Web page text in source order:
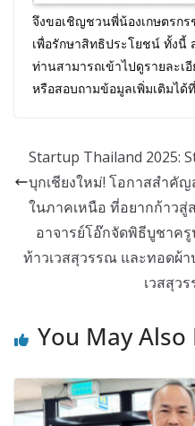
จึงขอเชิญชวนพี่น้องเกษตรก
เพื่อรักษาสิทธิประโยชน์ ทั้งนี้
ท่านสามารถเข้าไปดูรายละเ
หรือสอบถามข้อมูลเพิ่มเติมได้ที่
Startup Thailand 2025:
บุกเชียงใหม่! โอกาสสำคั
ในภาคเหนือ ที่อยากก้าวสู่
อาจารย์โอ๊กจัดพิธีบูชาครู
ท้าวเวสสุวรรณ และทอดผ้
เวสสุว
You May Also